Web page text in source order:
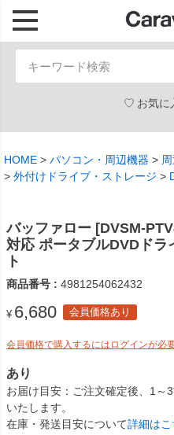
お気に
HOME パソコン・周辺機器
外付けドライブ・ストレージ
バッファロー [DVSM-
対応 ポータブルDVDドラ
ト
商品番号 4981254062432
¥ 6,680 会員価格あり
会員価格で購入するにはログインが必要
あり
お届け目安
ご注文確定後、1～
いたします。
在庫・発送目安について詳細はこ